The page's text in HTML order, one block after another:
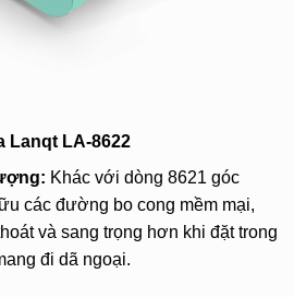
Lanqt LA-8622
Khác với dòng 8621 góc
các đường bo cong mềm mại,
và sang trọng hơn khi đặt trong
đi dã ngoại.